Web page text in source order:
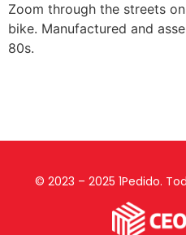
Zoom through the streets
bike. Manufactured and
80s.
© 2023 – 2025 1Pedido.